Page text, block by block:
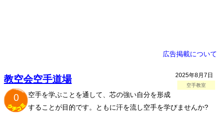
広告掲載について
2025年8月7日
空手教室
教空会空手道場
0
空手を学ぶことを通して、芯の強い自分を形成
することが目的です。ともに汗を流し空手を学びませんか?